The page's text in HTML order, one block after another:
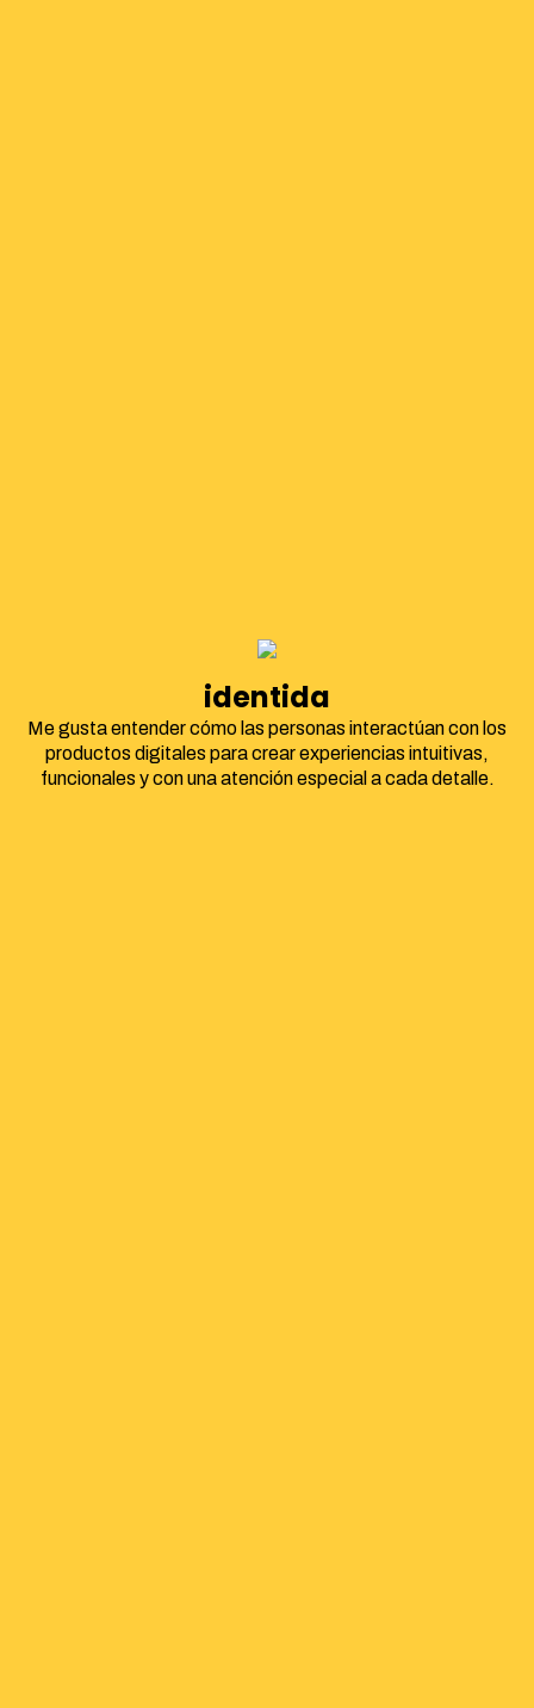
identidad corpora
Me gusta entender cómo las personas interactúan con los
productos digitales para crear experiencias intuitivas,
funcionales y con una atención especial a cada detalle.